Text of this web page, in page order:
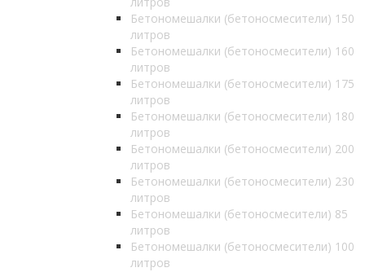
Бетономешалки (бетоносмесители) 150
литров
Бетономешалки (бетоносмесители) 160
литров
Бетономешалки (бетоносмесители) 175
литров
Бетономешалки (бетоносмесители) 180
литров
Бетономешалки (бетоносмесители) 200
литров
Бетономешалки (бетоносмесители) 230
литров
Бетономешалки (бетоносмесители) 85
литров
Бетономешалки (бетоносмесители) 100
литров